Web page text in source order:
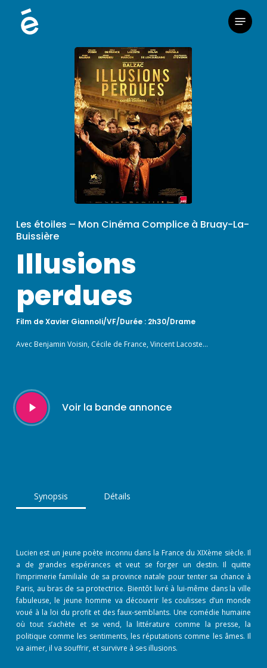
Menu
Les étoiles – Mon Cinéma Complice à Bruay-La-
Buissière
Illusions
perdues
Film de Xavier Giannoli/VF/Durée : 2h30/Drame
Avec Benjamin Voisin, Cécile de France, Vincent Lacoste…
Play
Video
Voir la bande annonce
Synopsis Détails
Lucien est un jeune poète inconnu dans la France du XIXème siècle. Il
a de grandes espérances et veut se forger un destin. Il quitte
l’imprimerie familiale de sa province natale pour tenter sa chance à
Paris, au bras de sa protectrice. Bientôt livré à lui-même dans la ville
fabuleuse, le jeune homme va découvrir les coulisses d’un monde
voué à la loi du profit et des faux-semblants. Une comédie humaine
où tout s’achète et se vend, la littérature comme la presse, la
politique comme les sentiments, les réputations comme les âmes. Il
va aimer, il va souffrir, et survivre à ses illusions.